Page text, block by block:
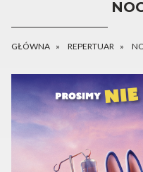
GŁÓWNA REPERTUAR